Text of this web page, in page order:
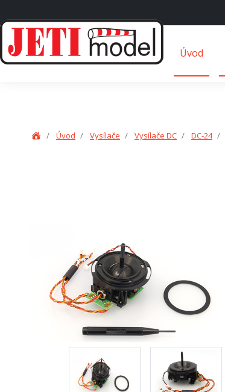
Úvod
Úvod Vysílače Vysílače DC DC-24